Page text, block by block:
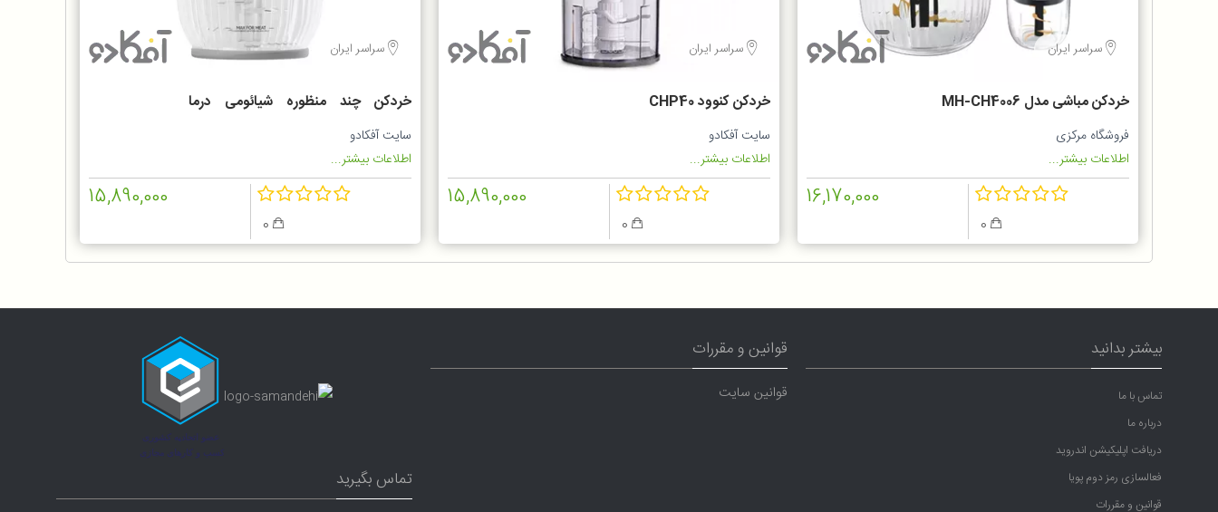
سراسر ایران
خردکن مباشی مدل MH-CH4006
فروشگاه مرکزی
اطلاعات بیشتر...
16,170,000
سراسر ایران
خردکن کنوود CHP40
سایت آفکادو
اطلاعات بیشتر...
15,890,000
سراسر ایران
خردکن چند منظوره شیائومی درما
DEM-JR10W
سایت آفکادو
اطلاعات بیشتر...
15,890,000
بیشتر بدانید
تماس با ما
درباره ما
دریافت اپلیکیشن اندروید
فعالسازی رمز دوم پویا
قوانین و مقررات
قوانین و مقررات
قوانین سایت
تماس بگیرید